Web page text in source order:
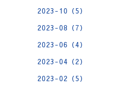
2023-10（5）
2023-08（7）
2023-06（4）
2023-04（2）
2023-02（5）